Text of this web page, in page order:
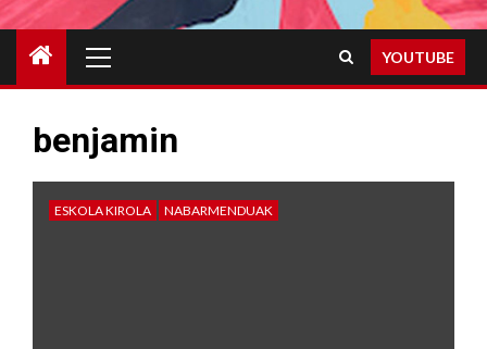
Menu
YOUTUBE
benjamin
ESKOLA KIROLA NABARMENDUAK